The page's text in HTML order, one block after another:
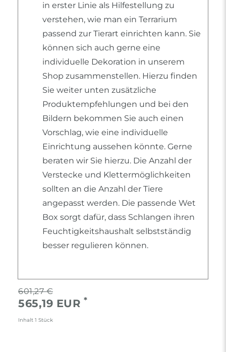
in erster Linie als Hilfestellung zu
verstehen, wie man ein Terrarium
passend zur Tierart einrichten kann. Sie
können sich auch gerne eine
individuelle Dekoration in unserem
Shop zusammenstellen. Hierzu finden
Sie weiter unten zusätzliche
Produktempfehlungen und bei den
Bildern bekommen Sie auch einen
Vorschlag, wie eine individuelle
Einrichtung aussehen könnte. Gerne
beraten wir Sie hierzu. Die Anzahl der
Verstecke und Klettermöglichkeiten
sollten an die Anzahl der Tiere
angepasst werden. Die passende Wet
Box sorgt dafür, dass Schlangen ihren
Feuchtigkeitshaushalt selbstständig
besser regulieren können.
601,27 €
565,19 EUR *
Inhalt 1 Stück